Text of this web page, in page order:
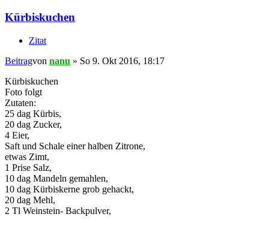
Kürbiskuchen
Zitat
Beitragvon nanu » So 9. Okt 2016, 18:17
Kürbiskuchen
Foto folgt
Zutaten:
25 dag Kürbis,
20 dag Zucker,
4 Eier,
Saft und Schale einer halben Zitrone,
etwas Zimt,
1 Prise Salz,
10 dag Mandeln gemahlen,
10 dag Kürbiskerne grob gehackt,
20 dag Mehl,
2 Tl Weinstein- Backpulver,